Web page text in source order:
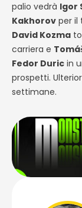
palio vedrà Igor
Kakhorov per il
David Kozma
carriera e
Fedor Duric in
prospetti.
settimane.